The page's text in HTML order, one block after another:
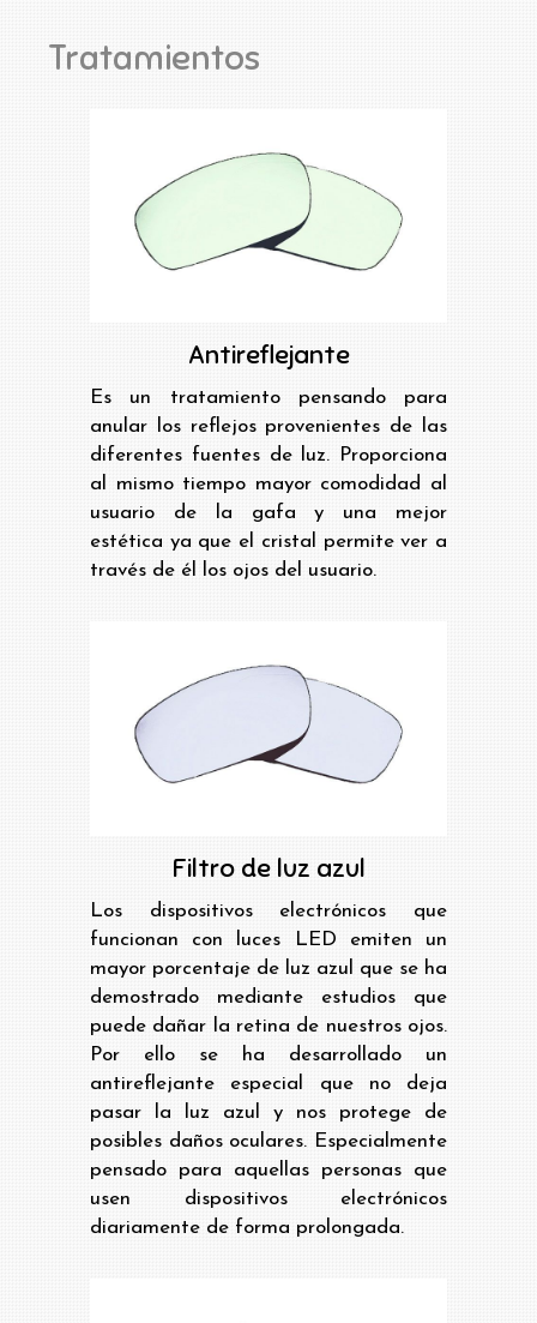
Tratamientos
Antireflejante
Es un tratamiento pensando para
anular los reflejos provenientes de las
diferentes fuentes de luz. Proporciona
al mismo tiempo mayor comodidad al
usuario de la gafa y una mejor
estética ya que el cristal permite ver a
través de él los ojos del usuario.
Filtro de luz azul
Los dispositivos electrónicos que
funcionan con luces LED emiten un
mayor porcentaje de luz azul que se ha
demostrado mediante estudios que
puede dañar la retina de nuestros ojos.
Por ello se ha desarrollado un
antireflejante especial que no deja
pasar la luz azul y nos protege de
posibles daños oculares. Especialmente
pensado para aquellas personas que
usen dispositivos electrónicos
diariamente de forma prolongada.